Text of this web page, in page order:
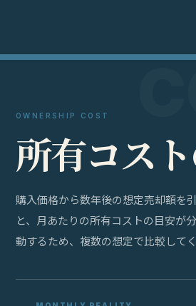
OWNERSHIP COST
所有コス ト
購入価格から数年後の想定売却額を
と、月あたりの所有コストの目安が
動するため、複数の想定で比較してく